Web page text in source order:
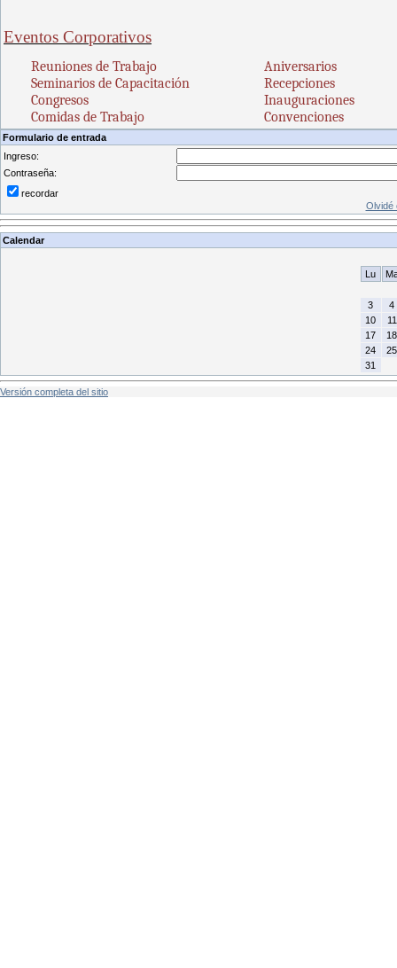
Eventos Corporativos
Reuniones de Trabajo
Aniversarios
Seminarios de Capacitación
Recepciones
Congresos
Inauguraciones
Comidas de Trabajo
Convenciones
Formulario de entrada
Ingreso:
Contraseña:
recordar
Olvidé
Calendar
Lu
3
4
10
11
17
18
24
25
31
Versión completa del sitio